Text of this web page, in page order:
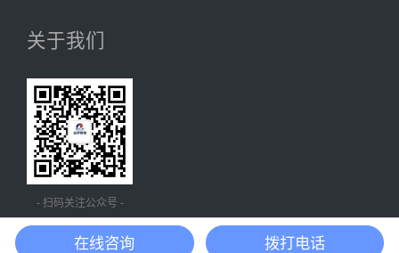
关于我们
- 扫码关注公众号 -
在线咨询 拨打电话